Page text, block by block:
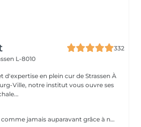
332
L-8010
en plein cur de Strassen À
Ville, notre institut vous ouvre ses
Découvrez votre peau comme jamais auparavant grâce à notre diagnostic cutané avancé. À l'aide d'un analyseur professionnel et de l'oeil expert de votre esthéticienne, nous évaluons différents paramètres essentiels tels que l'hydratation, le sébum, la profondeur des rides , l'état de votre barrière cutané et beaucoup d'autre mesures afin d'obtenir une vision précise de l'état de votre peau. Cette analyse nous permet de cibler vos besoins réels et de vous orienter vers les soins et les produits les plus adaptés pour optimiser vos résultats. Un véritable point de départ pour construire une routine beauté efficace et personnalisée. Diagnostic offert lorsqu'il est réalisé dans le cadre d'un soin ou à l'achat de produits.